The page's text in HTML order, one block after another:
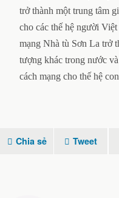
trở thành một trung tâm
cho các thế hệ người
mạng Nhà tù Sơn La trở
tượng khác trong nước
cách mạng cho thế hệ
Chia sẻ Tweet